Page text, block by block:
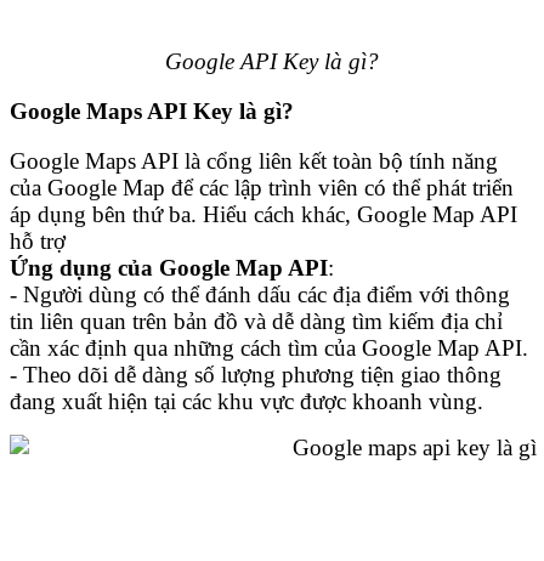
Google API Key là gì?
Google Maps API Key là gì?
Google Maps API là cổng liên kết toàn bộ tính năng
của Google Map để các lập trình viên có thể phát triển
áp dụng bên thứ ba. Hiểu cách khác, Google Map API
hỗ trợ
Ứng dụng của Google Map API:
- Người dùng có thể đánh dấu các địa điểm với thông
tin liên quan trên bản đồ và dễ dàng tìm kiếm địa chỉ
cần xác định qua những cách tìm của Google Map API.
- Theo dõi dễ dàng số lượng phương tiện giao thông
đang xuất hiện tại các khu vực được khoanh vùng.